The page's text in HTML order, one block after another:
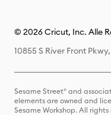
© 2026 Cricut, Inc. Alle
10855 S River Front
Sesame Street® and
elements are owned and
Sesame Workshop. All rights